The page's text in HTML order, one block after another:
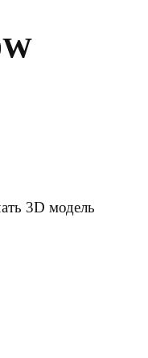
3D модель